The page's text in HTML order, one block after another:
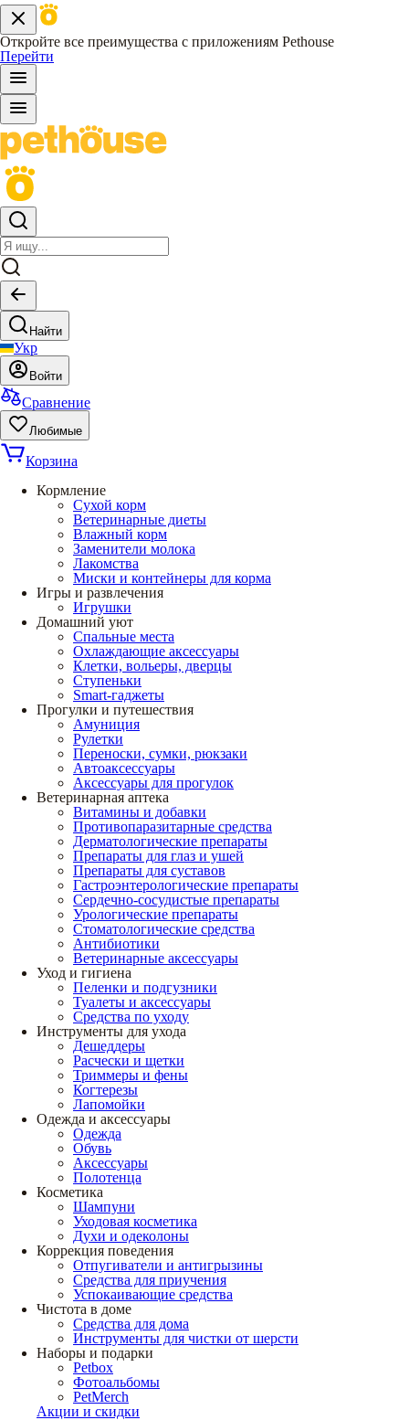
Откройте все преимущества с приложениям Pethouse
Перейти
Найти
Укр
Войти
Сравнение
Любимые
Корзина
Кормление
Сухой корм
Ветеринарные диеты
Влажный корм
Заменители молока
Лакомства
Миски и контейнеры для корма
Игры и развлечения
Игрушки
Домашний уют
Спальные места
Охлаждающие аксессуары
Клетки, вольеры, дверцы
Ступеньки
Smart-гаджеты
Прогулки и путешествия
Амуниция
Рулетки
Переноски, сумки, рюкзаки
Автоаксессуары
Аксессуары для прогулок
Ветеринарная аптека
Витамины и добавки
Противопаразитарные средства
Дерматологические препараты
Препараты для глаз и ушей
Препараты для суставов
Гастроэнтерологические препараты
Сердечно-сосудистые препараты
Урологические препараты
Стоматологические средства
Антибиотики
Ветеринарные аксессуары
Уход и гигиена
Пеленки и подгузники
Туалеты и аксессуары
Средства по уходу
Инструменты для ухода
Дешеддеры
Расчески и щетки
Триммеры и фены
Когтерезы
Лапомойки
Одежда и аксессуары
Одежда
Обувь
Аксессуары
Полотенца
Косметика
Шампуни
Уходовая косметика
Духи и одеколоны
Коррекция поведения
Отпугиватели и антигрызины
Средства для приучения
Успокаивающие средства
Чистота в доме
Средства для дома
Инструменты для чистки от шерсти
Наборы и подарки
Petbox
Фотоальбомы
PetMerch
Акции и скидки